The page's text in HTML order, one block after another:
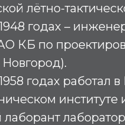
лётно-
годах –
КБ по
годах работал